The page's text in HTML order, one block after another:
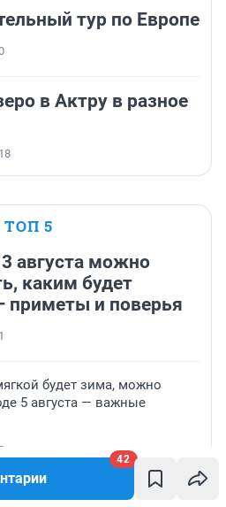
42
тур по Европе
в Актру в разное
ТОП 5
августа можно
каким будет
приметы и поверья
будет зима, можно
5 августа — важные
можно узнать по погоде 7